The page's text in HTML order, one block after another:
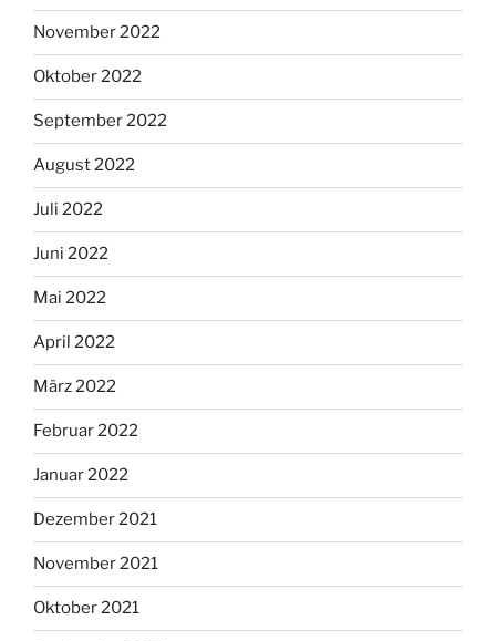
November 2022
Oktober 2022
September 2022
August 2022
Juli 2022
Juni 2022
Mai 2022
April 2022
März 2022
Februar 2022
Januar 2022
Dezember 2021
November 2021
Oktober 2021